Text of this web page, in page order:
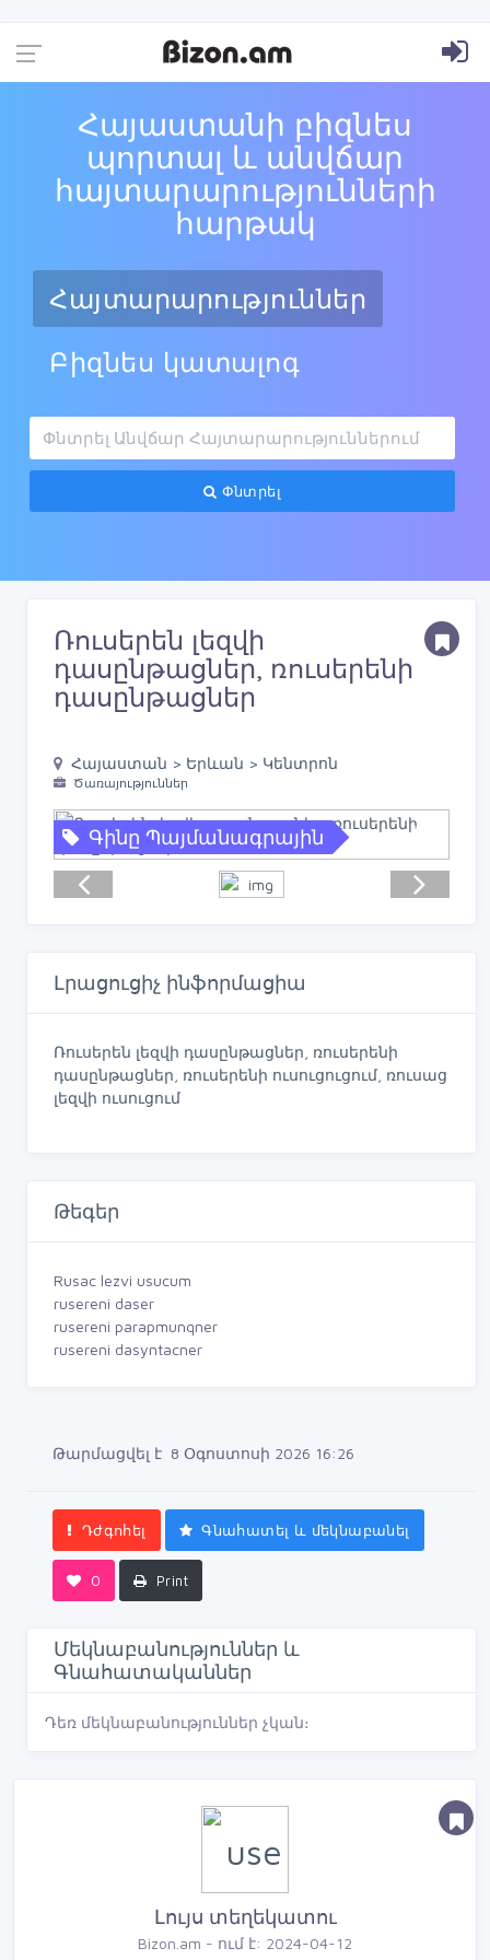
Հայաստանի բիզնես
պորտալ և անվճար
հայտարարությունների
հարթակ
Հայտարարություններ
Բիզնես կատալոգ
Փնտրել
Ռուսերեն լեզվի
դասընթացներ, ռուսերենի
դասընթացներ
Հայաստան > Երևան > Կենտրոն
Ծառայություններ
Գինը Պայմանագրային
Լրացուցիչ ինֆորմացիա
Ռուսերեն լեզվի դասընթացներ, ռուսերենի
դասընթացներ, ռուսերենի ուսուցուցում, ռուսաց
լեզվի ուսուցում
Թեգեր
Rusac lezvi usucum
rusereni daser
rusereni parapmunqner
rusereni dasyntacner
Թարմացվել է 8 Օգոստոսի 2026 16:26
Դժգոհել Գնահատել և մեկնաբանել
0 Print
Մեկնաբանություններ և
Գնահատականներ
Դեռ մեկնաբանություններ չկան։
Լույս տեղեկատու
Bizon.am - ում է: 2024-04-12